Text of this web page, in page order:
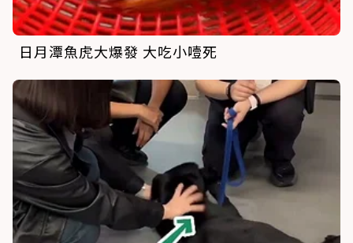
日月潭魚虎大爆發 大吃小噎死